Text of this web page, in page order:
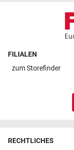
FILIALEN
zumStorefinder
RECHTLICHES